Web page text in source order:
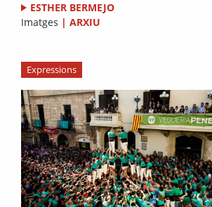
ESTHER BERMEJO
Imatges | ARXIU
Expressions